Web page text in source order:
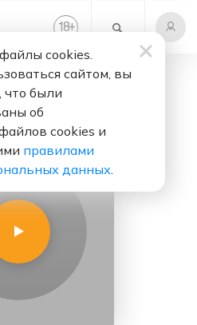
18+
онлайн. Слушать
cookies.
сайтом, вы
что были
об
cookies и
правилами
данных.